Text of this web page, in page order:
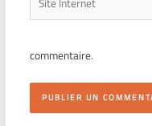
commentaire.